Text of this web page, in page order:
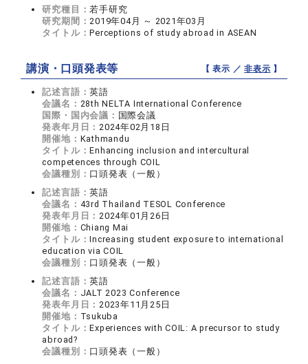
研究種目：若手研究
研究期間：2019年04月 ～ 2021年03月
タイトル：Perceptions of study abroad in ASEAN
講演・口頭発表等 【 表示 ／非表示 】
記述言語：英語
会議名： 28th NELTA International Conference
国際・国内会議： 国際会議
発表年月日：2024年02月18日
開催地： Kathmandu
タイトル：Enhancing inclusion and intercultural
competences through COIL
会議種別： 口頭発表（一般）
記述言語：英語
会議名： 43rd Thailand TESOL Conference
発表年月日：2024年01月26日
開催地： Chiang Mai
タイトル：Increasing student exposure to international
education via COIL
会議種別： 口頭発表（一般）
記述言語：英語
会議名： JALT 2023 Conference
発表年月日：2023年11月25日
開催地： Tsukuba
タイトル：Experiences with COIL: A precursor to study
abroad?
会議種別： 口頭発表（一般）